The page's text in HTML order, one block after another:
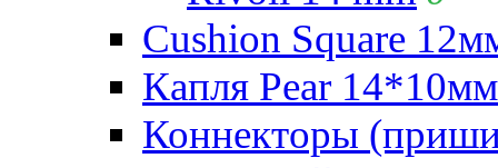
Cushion Square
Капля Pear
Коннекторы